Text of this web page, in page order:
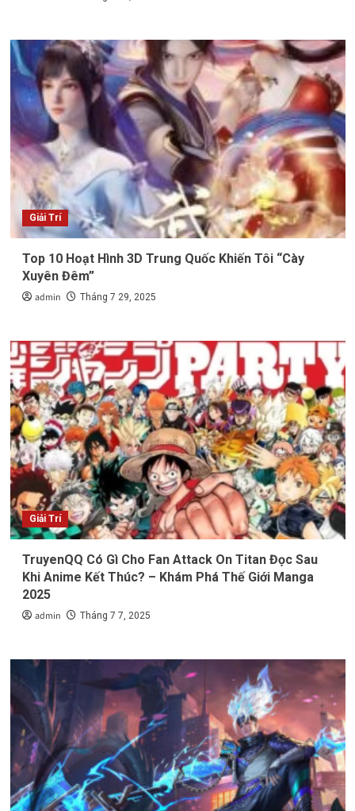
Giải Trí
Top 10 Hoạt Hình 3D Trung Quốc Khiến Tôi “Cày
Xuyên Đêm”
admin Tháng 7 29, 2025
Giải Trí
TruyenQQ Có Gì Cho Fan Attack On Titan Đọc Sau
Khi Anime Kết Thúc? – Khám Phá Thế Giới Manga
2025
admin Tháng 7 7, 2025